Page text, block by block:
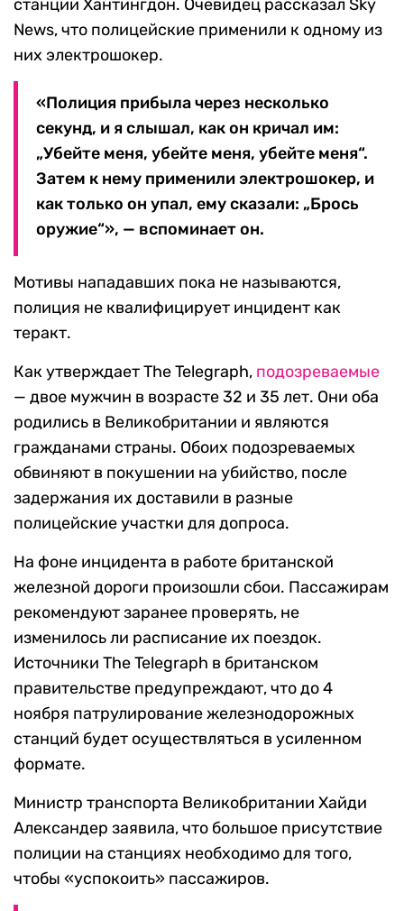
станции Хантингдон. Очевидец рассказал Sky
News, что полицейские применили к одному из
них электрошокер.
«Полиция прибыла через несколько
секунд, и я слышал, как он кричал им:
„Убейте меня, убейте меня, убейте меня“.
Затем к нему применили электрошокер, и
как только он упал, ему сказали: „Брось
оружие“», — вспоминает он.
Мотивы нападавших пока не называются,
полиция не квалифицирует инцидент как
теракт.
Как утверждает The Telegraph, подозреваемые
— двое мужчин в возрасте 32 и 35 лет. Они оба
родились в Великобритании и являются
гражданами страны. Обоих подозреваемых
обвиняют в покушении на убийство, после
задержания их доставили в разные
полицейские участки для допроса.
На фоне инцидента в работе британской
железной дороги произошли сбои. Пассажирам
рекомендуют заранее проверять, не
изменилось ли расписание их поездок.
Источники The Telegraph в британском
правительстве предупреждают, что до 4
ноября патрулирование железнодорожных
станций будет осуществляться в усиленном
формате.
Министр транспорта Великобритании Хайди
Александер заявила, что большое присутствие
полиции на станциях необходимо для того,
чтобы «успокоить» пассажиров.